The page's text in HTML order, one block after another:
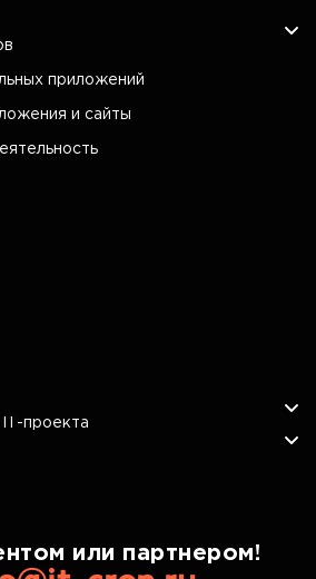
приложений
и сайты
IT-проекта
или партнером!